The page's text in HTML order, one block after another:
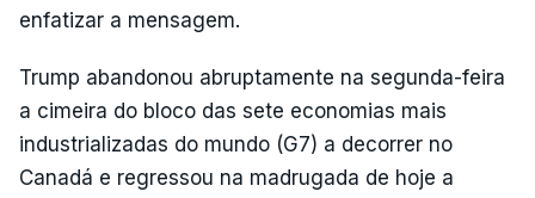
enfatizar a mensagem.
Trump abandonou abruptamente na segunda-feira
a cimeira do bloco das sete economias mais
industrializadas do mundo (G7) a decorrer no
Canadá e regressou na madrugada de hoje a